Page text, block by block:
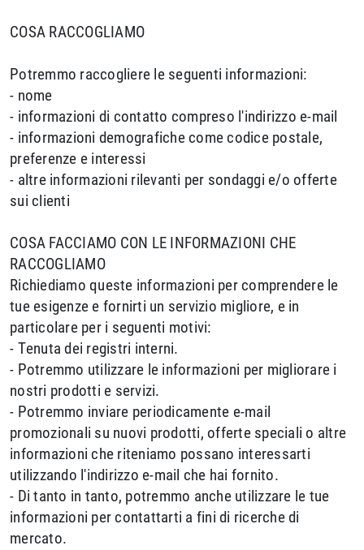
COSA RACCOGLIAMO
Potremmo raccogliere le seguenti informazioni:
- nome
- informazioni di contatto compreso l'indirizzo e-mail
- informazioni demografiche come codice postale,
preferenze e interessi
- altre informazioni rilevanti per sondaggi e/o offerte
sui clienti
COSA FACCIAMO CON LE INFORMAZIONI CHE
RACCOGLIAMO
Richiediamo queste informazioni per comprendere le
tue esigenze e fornirti un servizio migliore, e in
particolare per i seguenti motivi:
- Tenuta dei registri interni.
- Potremmo utilizzare le informazioni per migliorare i
nostri prodotti e servizi.
- Potremmo inviare periodicamente e-mail
promozionali su nuovi prodotti, offerte speciali o altre
informazioni che riteniamo possano interessarti
utilizzando l'indirizzo e-mail che hai fornito.
- Di tanto in tanto, potremmo anche utilizzare le tue
informazioni per contattarti a fini di ricerche di
mercato.